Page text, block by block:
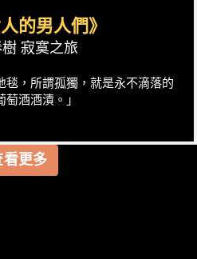
的男人們》
寂寞之旅
毯，所謂孤獨，就是永不滴落的
萄酒酒漬。」
看更多